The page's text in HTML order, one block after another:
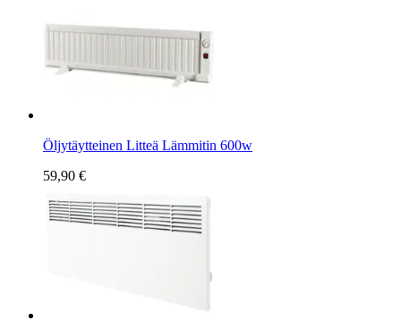
Öljytäytteinen Litteä Lämmitin 600w
59,90 €